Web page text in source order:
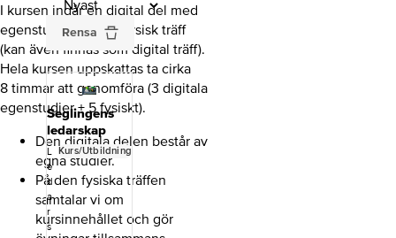
I kursen ingår en digital del med
egenstudier och en fysisk träff
(kan även finnas som digital träff).
Hela kursen uppskattas ta cirka
8 timmar att genomföra (3 digitala
egenstudier + 5 fysiskt).
Den digitala delen består av
egna studier.
På den fysiska träffen
samtalar vi om
kursinnehållet och gör
Rensa
Seglingens
ledarskap
L
e
d
a
r
s
Kurs/Utbildning